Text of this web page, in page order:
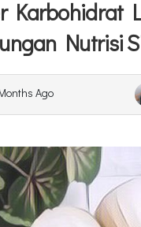
Karbohidrat
Nutrisi
Ago